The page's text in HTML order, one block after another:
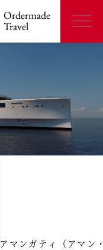
Ordermade
Travel
アマンガティ（アマン